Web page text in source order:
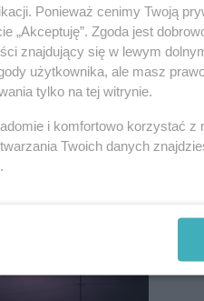
z tej
miasto wraca
Ponieważ cenimy Twoją
„Akceptuję”. Zgoda jest
znajdujący się w lewym
użytkownika, ale masz
tylko na tej witrynie.
i komfortowo korzystać z
Twoich danych